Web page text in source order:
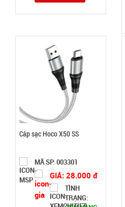
Cáp sạc Hoco X50 SS
MÃ SP: 003301
GIÁ: 28.000 đ
TÌNH
TRẠNG: